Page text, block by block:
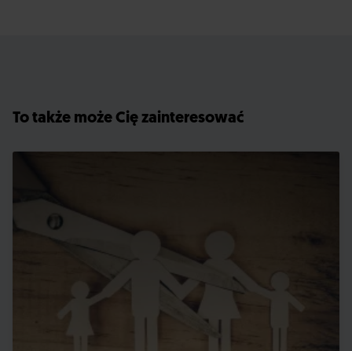
To także może Cię zainteresować